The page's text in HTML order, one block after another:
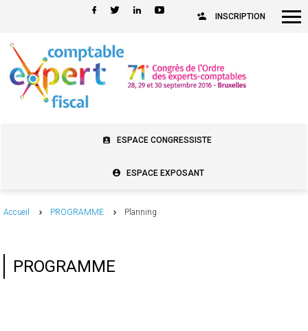
INSCRIPTION
ESPACE CONGRESSISTE
ESPACE EXPOSANT
Accueil PROGRAMME Planning
PROGRAMME